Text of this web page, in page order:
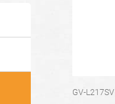
GV-L217SV